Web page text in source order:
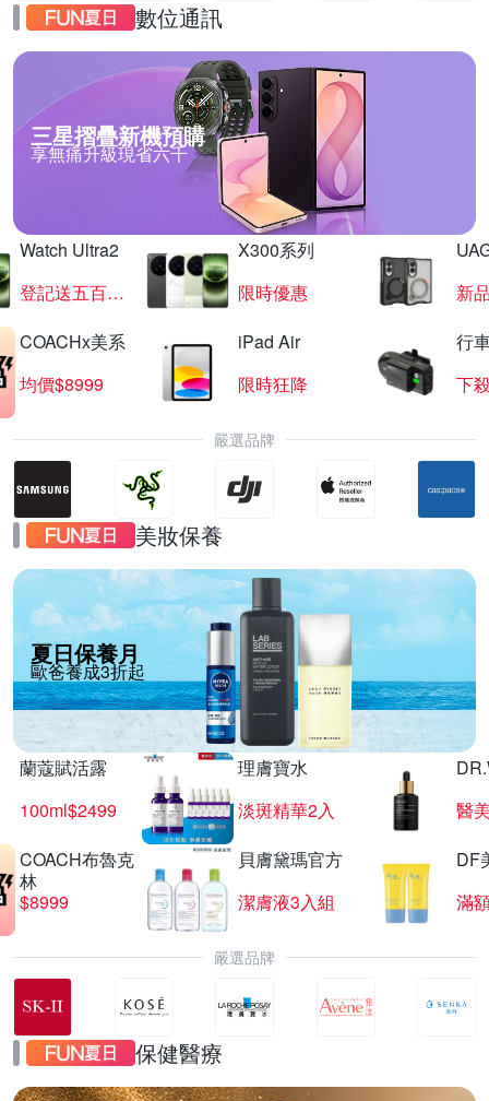
數位通訊
三星摺疊新機預購
享無痛升級現省六千
Watch Ultra2
登記送五百超贈點
X300系列
限時優惠
新
COACHx美系
均價$8999
iPad Air
限時狂降
行
下
嚴選品牌
美妝保養
夏日保養月
歐爸養成3折起
蘭蔻賦活露
100ml$2499
理膚寶水
淡斑精華2入
醫
COACH布魯克
林
$8999
貝膚黛瑪官方
潔膚液3入組
DF
滿
嚴選品牌
保健醫療